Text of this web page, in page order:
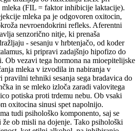
mleka (FIL = faktor inhibicije laktacije).
mleka pa je odgovoren oxitocin,
nevroendokrini refleks. Aferentni
senzorično nitje, ki prenaša
- sesanju v hrbtenjačo, od koder
ki pripravi zadajšnjo hipofizo do
Ob vezavi tega hormona na mioepitelijske
mleka v izvodila in nabiranja v
pravilni tehniki sesanja sega bradavica do
in se mleko izloča zaradi valovitega
potiska proti trdemu nebu. Ob vsaki
oxitocina sinusi spet napolnijo.
tudi psihološko komponento, saj se
že ob misli na dojenje. Tako psihološki